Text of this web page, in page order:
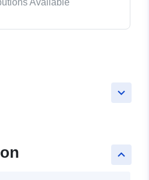
Available
keyboard_arrow_down
keyboard_arrow_up